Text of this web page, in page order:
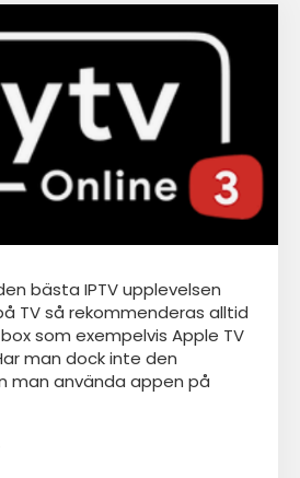
bästa IPTV upplevelsen
TV så rekommenderas alltid
som exempelvis Apple TV
man dock inte den
man använda appen på